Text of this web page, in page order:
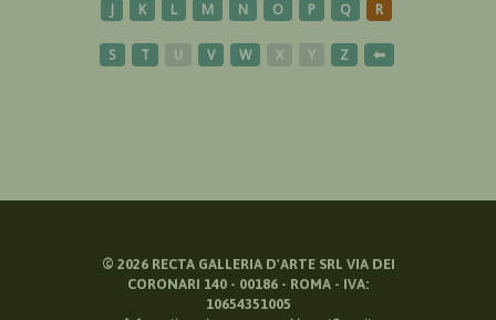
J K L M N O P Q R
S T U V W X Y Z ⬅
© 2026RECTA GALLERIA D'ARTE SRL VIA DEI
CORONARI 140 - 00186 - ROMA - IVA:
10654351005